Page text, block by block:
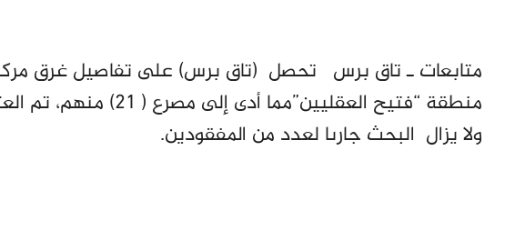
متابعات ـ تاق برس تحصل (تاق برس) على تفاصيل غرق
ولا يزال البحث جارىا لعدد من المفقودين.